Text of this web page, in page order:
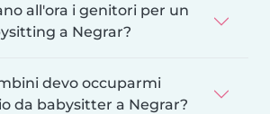
all'ora i genitori per un
a Negrar?
devo occuparmi
da babysitter a Negrar?